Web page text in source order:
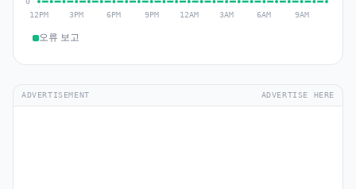
오류 보고
ADVERTISEMENT ADVERTISE HERE